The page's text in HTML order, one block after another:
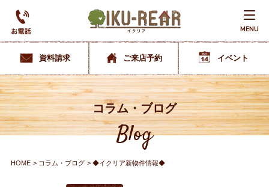
MENU
資料請求 ご来店予約 イベント
コラム・ブログ
Blog
HOME コラム・ブログ ◆イクリア新物件情報◆